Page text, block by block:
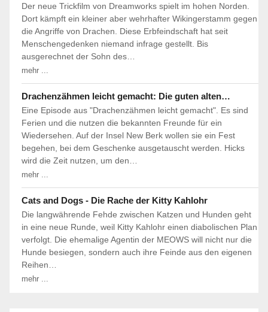
Der neue Trickfilm von Dreamworks spielt im hohen Norden.
Dort kämpft ein kleiner aber wehrhafter Wikingerstamm gegen
die Angriffe von Drachen. Diese Erbfeindschaft hat seit
Menschengedenken niemand infrage gestellt. Bis
ausgerechnet der Sohn des…
mehr ...
Drachenzähmen leicht gemacht: Die guten alten…
Eine Episode aus "Drachenzähmen leicht gemacht". Es sind
Ferien und die nutzen die bekannten Freunde für ein
Wiedersehen. Auf der Insel New Berk wollen sie ein Fest
begehen, bei dem Geschenke ausgetauscht werden. Hicks
wird die Zeit nutzen, um den…
mehr ...
Cats and Dogs - Die Rache der Kitty Kahlohr
Die langwährende Fehde zwischen Katzen und Hunden geht
in eine neue Runde, weil Kitty Kahlohr einen diabolischen Plan
verfolgt. Die ehemalige Agentin der MEOWS will nicht nur die
Hunde besiegen, sondern auch ihre Feinde aus den eigenen
Reihen…
mehr ...